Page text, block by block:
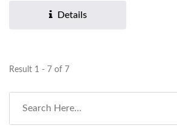
fleksibiliti....Details
Result 1 - 7 of 7